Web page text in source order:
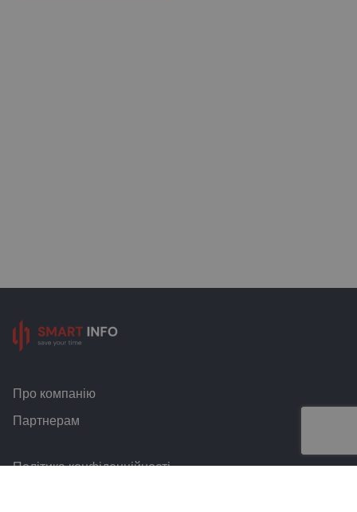
Про компанію
Партнерам
Політика конфіденційності